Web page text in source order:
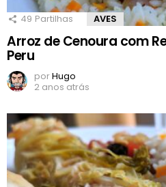
49 Partilhas AVES
Arroz de Cenoura com
Peru
porHugo
2 anos atrás